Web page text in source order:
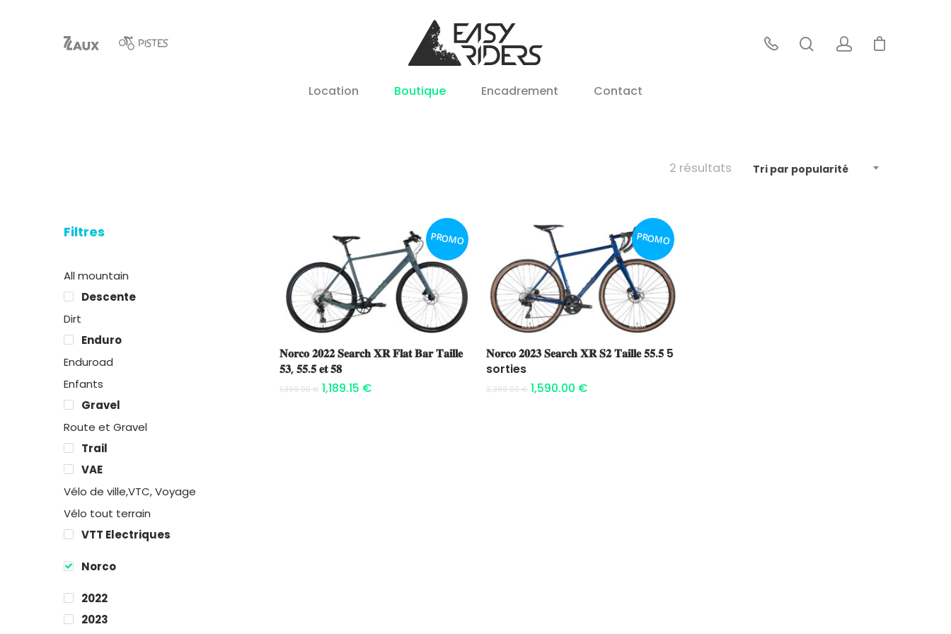
Location Boutique Encadrement Contact
Tri par popularité
2 résultats
Filtres
All mountain
Descente
Dirt
Enduro
Enduroad
Enfants
Gravel
Route et Gravel
Trail
VAE
Vélo de ville,VTC, Voyage
Vélo tout terrain
VTT Electriques
Norco
2022
2023
PROMO
Ajouter au panier
𝐍𝐨𝐫𝐜𝐨 𝟐𝟎𝟐𝟐 𝐒𝐞𝐚𝐫𝐜𝐡 𝐗𝐑 𝐅𝐥𝐚𝐭 𝐁𝐚𝐫 𝐓𝐚𝐢𝐥𝐥𝐞
𝟓𝟑, 𝟓𝟓.𝟓 𝐞𝐭 𝟓𝟖
1,399.00€ 1,189.15 €
PROMO
Ajouter au panier
𝐍𝐨𝐫𝐜𝐨 𝟐𝟎𝟐𝟑 𝐒𝐞𝐚𝐫𝐜𝐡 𝐗𝐑 𝐒𝟐 𝐓𝐚𝐢𝐥𝐥𝐞 𝟓𝟓.𝟓 5
sorties
2,399.00€ 1,590.00 €